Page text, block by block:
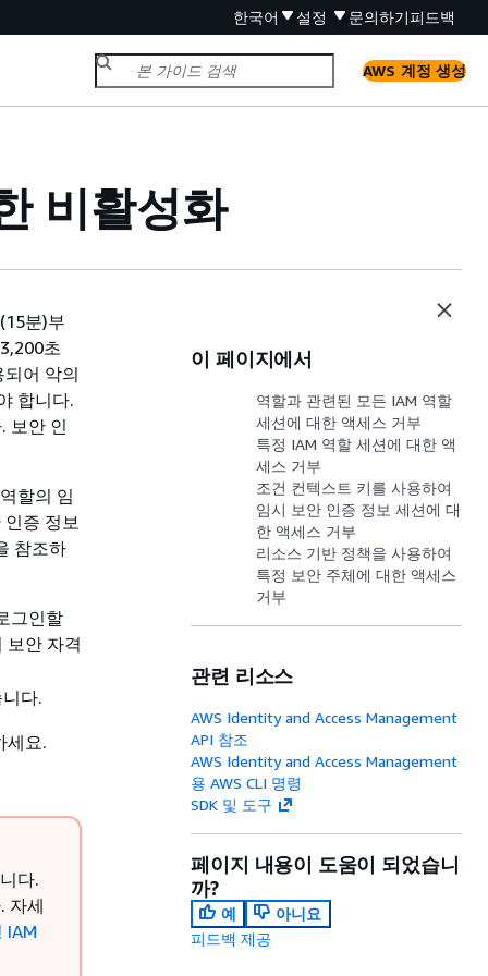
한국어 설정 문의하기피드백
AWS 계정 생성
비활성화
분)부
초
어 악의
합니다.
보안 인
할의 임
증 정보
참조하
그인할
보안 자격
다.
세요.
다.
자세
IAM
이 페이지에서
역할과 관련된 모든 IAM 역할
세션에 대한 액세스 거부
특정 IAM 역할 세션에 대한 액
세스 거부
조건 컨텍스트 키를 사용하여
임시 보안 인증 정보 세션에 대
한 액세스 거부
리소스 기반 정책을 사용하여
특정 보안 주체에 대한 액세스
거부
관련 리소스
AWS Identity and Access Management
API 참조
AWS Identity and Access Management
용 AWS CLI 명령
SDK 및 도구
페이지 내용이 도움이 되었습니
까?
예
아니요
피드백 제공